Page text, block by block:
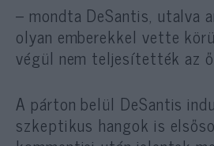
– mondta DeSantis, utalva
olyan emberekkel vette
végül nem teljesítették az
A párton belül DeSantis
szkeptikus hangok is